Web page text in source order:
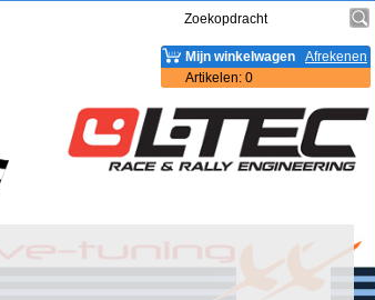
Afrekenen
Mijn winkelwagen
Artikelen: 0